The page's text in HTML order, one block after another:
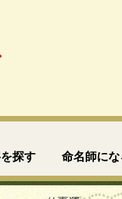
探す 命名師にな